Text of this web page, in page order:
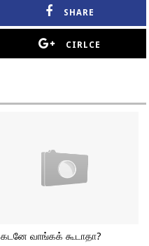
SHARE
CIRLCE
கடனே வாங்கக் கூடாதா?